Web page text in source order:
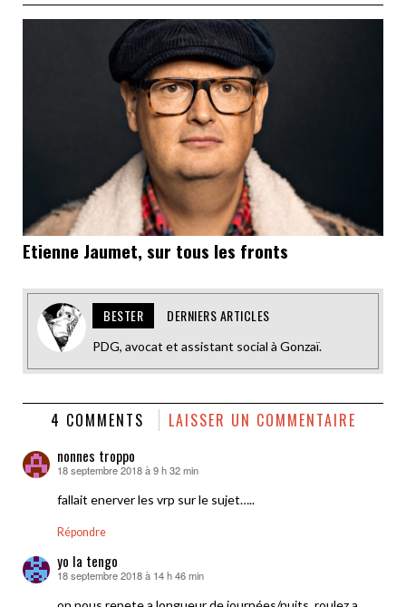
Etienne Jaumet, sur tous les fronts
BESTER DERNIERS ARTICLES
PDG, avocat et assistant social à Gonzaï.
4 COMMENTS LAISSER UN COMMENTAIRE
nonnes troppo
dit :
18 septembre 2018 à 9 h 32 min
fallait enerver les vrp sur le sujet…..
Répondre
yo la tengo
dit :
18 septembre 2018 à 14 h 46 min